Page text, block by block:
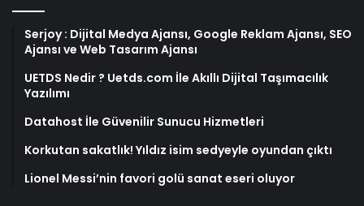
Serjoy : Dijital Medya Ajansı, Google Reklam Ajansı, SEO
Ajansı ve Web Tasarım Ajansı
UETDS Nedir ? Uetds.com İle Akıllı Dijital Taşımacılık
Yazılımı
Datahost İle Güvenilir Sunucu Hizmetleri
Korkutan sakatlık! Yıldız isim sedyeyle oyundan çıktı
Lionel Messi’nin favori golü sanat eseri oluyor